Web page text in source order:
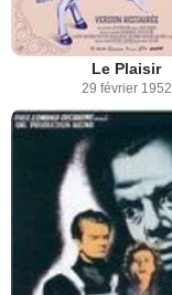
Le Plaisir
29 février 1952